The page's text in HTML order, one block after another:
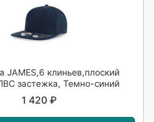
JAMES,6 клиньев,плоский
застежка, Темно-синий
1 420 ₽